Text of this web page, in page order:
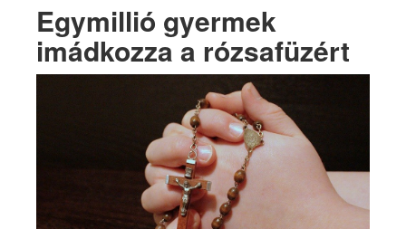
Egymillió gyermek
imádkozza a rózsafüzért